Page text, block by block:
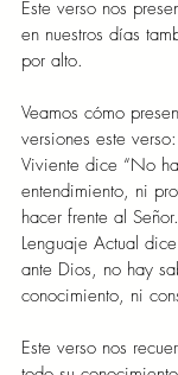
Este verso nos
en nuestros días
por alto.
Veamos cómo
versiones este
Viviente dice “No
entendimiento, ni
hacer frente al
Lenguaje Actual
ante Dios, no hay
conocimiento, ni
Este verso nos